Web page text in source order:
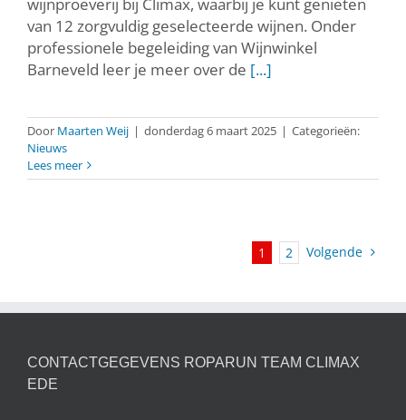
wijnproeverij bij Climax, waarbij je kunt genieten
van 12 zorgvuldig geselecteerde wijnen. Onder
professionele begeleiding van Wijnwinkel
Barneveld leer je meer over de [...]
Door Maarten Weij | donderdag 6 maart 2025 | Categorieën:
Nieuws
Lees meer
1 2 Volgende
CONTACTGEGEVENS ROPARUN TEAM CLIMAX
EDE